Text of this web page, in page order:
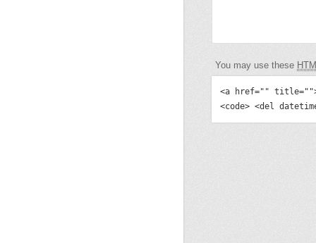
You may use these
<a href=""
<code> <del